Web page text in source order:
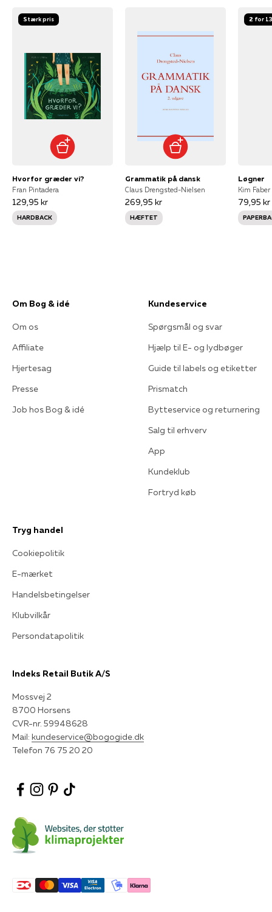
Stærk pris
Hvorfor græder vi?
Fran Pintadera
129,95 kr
HARDBACK
Grammatik på dansk
Claus Drengsted-Nielsen
269,95 kr
HÆFTET
2 for
Løgner
Kim
79,95 kr
Om Bog & idé
Om os
Affiliate
Hjertesag
Presse
Job hos Bog & idé
Kundeservice
Spørgsmål og svar
Hjælp til E- og lydbøger
Guide til labels og etiketter
Prismatch
Bytteservice og returnering
Salg til erhverv
App
Kundeklub
Fortryd køb
Tryg handel
Cookiepolitik
E-mærket
Handelsbetingelser
Klubvilkår
Persondatapolitik
Indeks Retail Butik A/S
Mossvej 2
8700 Horsens
CVR-nr. 59948628
Mail: kundeservice@bogogide.dk
Telefon 76 75 20 20